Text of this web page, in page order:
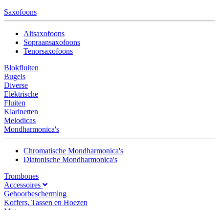
Saxofoons
Altsaxofoons
Sopraansaxofoons
Tenorsaxofoons
Blokfluiten
Bugels
Diverse
Elektrische
Fluiten
Klarinetten
Melodicas
Mondharmonica's
Chromatische Mondharmonica's
Diatonische Mondharmonica's
Trombones
Accessoires
Gehoorbescherming
Koffers, Tassen en Hoezen